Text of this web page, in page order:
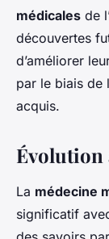
médicales de
découvertes
d’améliorer
par le biais de
acquis.
Évolution
La médecine
significatif